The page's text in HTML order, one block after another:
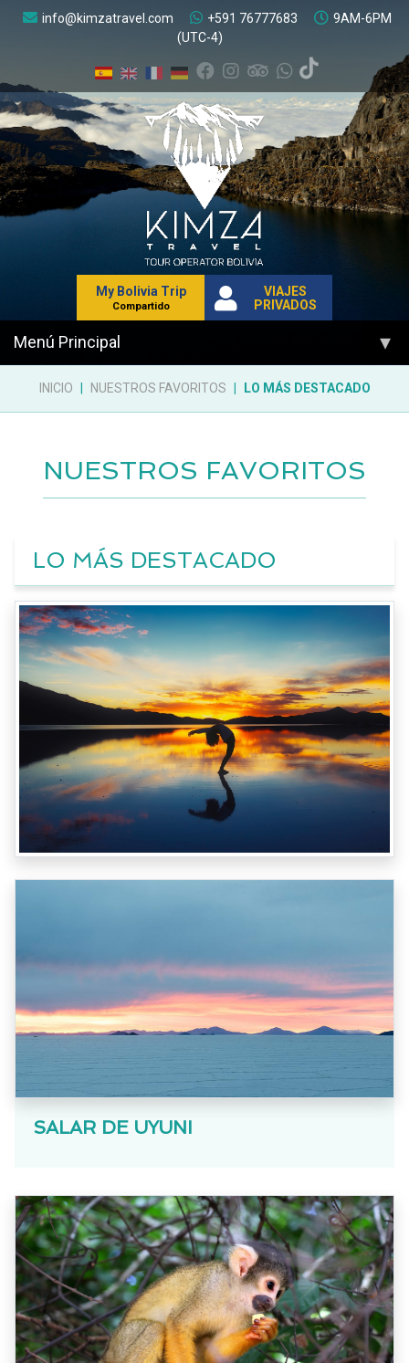
info@kimzatravel.com +591 76777683
9AM-6PM
(UTC-4)
My Bolivia Trip
Compartido
VIAJES
PRIVADOS
Menú Principal ▾
INICIO NUESTROS FAVORITOS LO MÁS DESTACADO
NUESTROS FAVORITOS
LO MÁS DESTACADO
SALAR DE UYUNI